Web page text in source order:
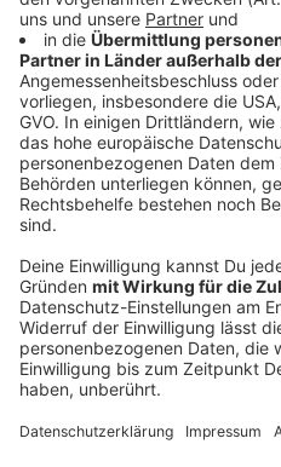
Funkel schwärmt von
Arbeit»
Ein Tabellenziel hat der 1.
nicht ausgegeben. Geht es
und den Franken ganz